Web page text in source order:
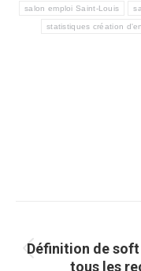
salon emploi Saint-Louis
statistiques création
Définition de
tous les